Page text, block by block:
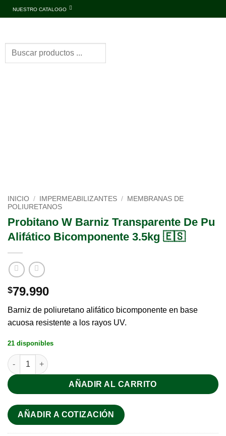
NUESTRO CATALOGO
INICIO / IMPERMEABILIZANTES / MEMBRANAS DE
POLIURETANOS
Probitano W Barniz Transparente De Pu
Alifático Bicomponente 3.5kg 🇪🇸
$79.990
Barniz de poliuretano alifático bicomponente en base
acuosa resistente a los rayos UV.
21 disponibles
AÑADIR AL CARRITO
AÑADIR A COTIZACIÓN